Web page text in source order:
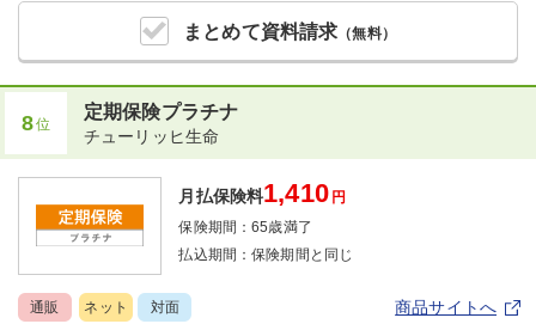
まとめて資料請求 （無料）
8位
定期保険プラチナ
チューリッヒ生命
月払保険料1,410 円
保険期間：65歳満了
払込期間：保険期間と同じ
通販 ネット 対面 商品サイトへ